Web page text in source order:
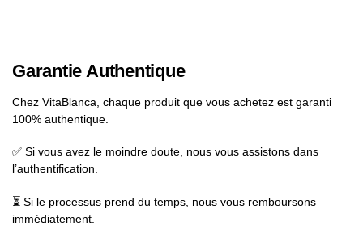
Garantie Authentique
Chez VitaBlanca, chaque produit que vous achetez est garanti
100% authentique.
✅ Si vous avez le moindre doute, nous vous assistons dans
l’authentification.
⏳ Si le processus prend du temps, nous vous remboursons
immédiatement.